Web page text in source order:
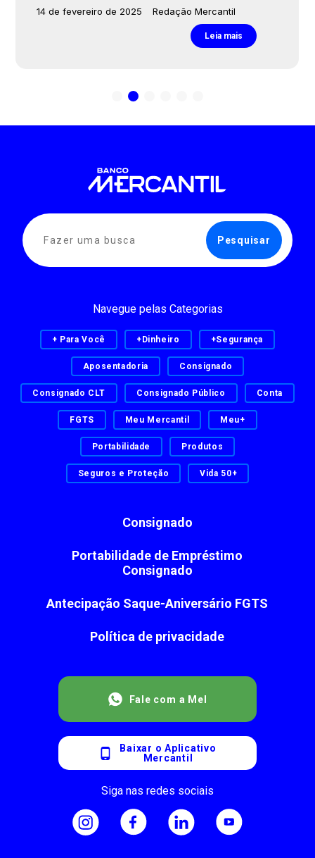
14 de fevereiro de 2025 Redação Mercantil
Leia mais
Consignado
Portabilidade de Empréstimo
Consignado
Antecipação Saque-Aniversário FGTS
Política de privacidade
Fale com a Mel
Baixar o Aplicativo
Mercantil
Siga nas redes sociais
Navegue pelas Categorias
+ Para Você +Dinheiro +Segurança
Aposentadoria Consignado
Consignado CLT Consignado Público Conta
FGTS Meu Mercantil Meu+
Portabilidade Produtos
Seguros e Proteção Vida 50+